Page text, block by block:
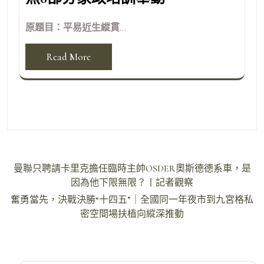
原題目：平易近生縱貫...
Read More
文
導
曼聯只聘請卡里克擔任臨時主帥OSDER奧斯德德系車，是
因為他下限無限？丨記者觀察
奮勇當先，決戰決勝“十四五”｜全國同一年夜市到九宮格私
密空間場扶植向縱深推動